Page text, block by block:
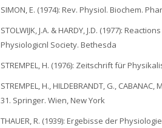
SIMON, E. (1974): Rev. Physiol. Biochem.
STOLWIJK, J.A. & HARDY, J.D. (1977):
Physiologicnl Society. Bethesda
STREMPEL, H. (1976): Zeitschrift für
STREMPEL, H., HILDEBRANDT, G.,
31. Springer. Wien, New York
THAUER, R. (1939): Ergebisse der